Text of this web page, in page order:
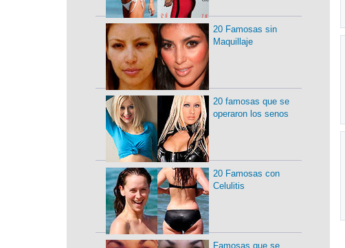
20 Famosas sin
Maquillaje
20 famosas que se
operaron los senos
20 Famosas con
Celulitis
Famosas que se